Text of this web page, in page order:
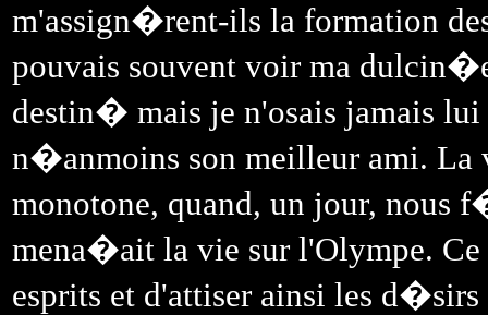
m'assign�rent-ils la formation
pouvais souvent voir ma
destin� mais je n'osais jamais lui
n�anmoins son meilleur ami. La
monotone, quand, un jour,
mena�ait la vie sur l'Olympe.
esprits et d'attiser ainsi les